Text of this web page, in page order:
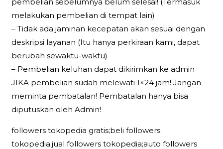
melakukan pembelian di tempat lain)
– Tidak ada jaminan kecepatan akan sesuai dengan
deskripsi layanan (Itu hanya perkiraan kami, dapat
berubah sewaktu-waktu)
– Pembelian keluhan dapat dikirimkan ke admin
JIKA pembelian sudah melewati 1×24 jam! Jangan
meminta pembatalan! Pembatalan hanya bisa
diputuskan oleh Admin!
followers tokopedia gratis;beli followers
tokopedia;jual followers tokopedia;auto followers